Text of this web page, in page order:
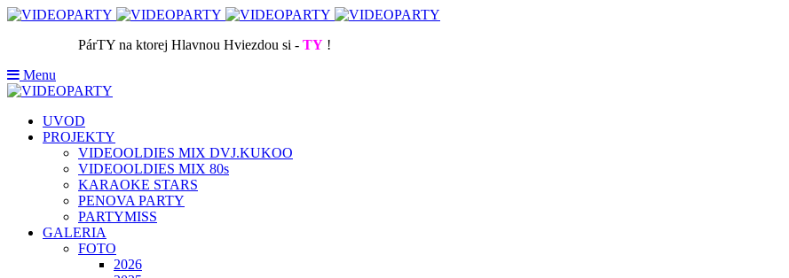
PárTY na ktorej Hlavnou Hviezdou si - TY !
Menu
UVOD
PROJEKTY
VIDEOOLDIES MIX DVJ.KUKOO
VIDEOOLDIES MIX 80s
KARAOKE STARS
PENOVA PARTY
PARTYMISS
GALERIA
FOTO
2026